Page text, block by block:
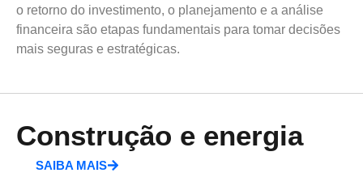
o retorno do investimento, o planejamento e a análise
financeira são etapas fundamentais para tomar decisões
mais seguras e estratégicas.
Construção e energia
SAIBA MAIS